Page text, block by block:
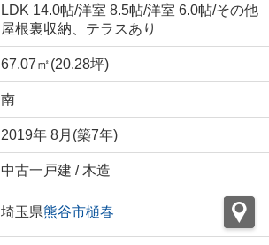
LDK 14.0帖/洋室 8.5帖/洋室 6.0帖/その他
屋根裏収納、テラスあり
67.07㎡(20.28坪)
南
2019年 8月(築7年)
中古一戸建 / 木造
埼玉県熊谷市樋春